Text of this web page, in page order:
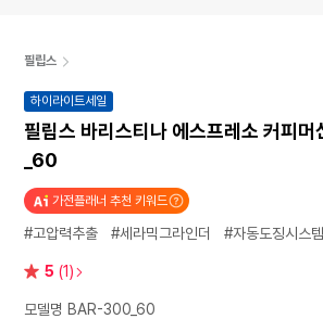
필립스
하이라이트세일
필립스 바리스티나 에스프레소 커피
_60
가전플래너 추천 키워드
#고압력추출 #세라믹그라인더 #자동도징시스템
별 5 (1)
모델명 BAR-300_60